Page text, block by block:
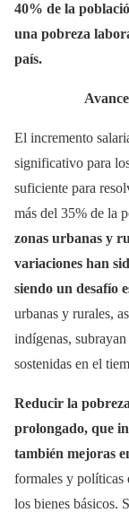
40% de la
una pobreza
país.
El incremento
significativo para
suficiente para
más del 35% de la
zonas urbanas y
variaciones han
siendo un desafío
urbanas y rurales,
indígenas,
sostenidas en el
Reducir la
prolongado, que
también mejoras
formales y políticas
los bienes básicos.